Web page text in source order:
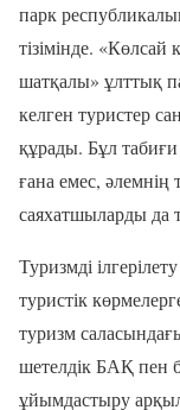
парк
тізімінде.
шатқалы» ұлттық
келген туристер
құрады. Бұл
ғана емес, әлемнің
саяхатшыларды да
Туризмді
туристік
туризм
шетелдік БАҚ пен
ұйымдастыру